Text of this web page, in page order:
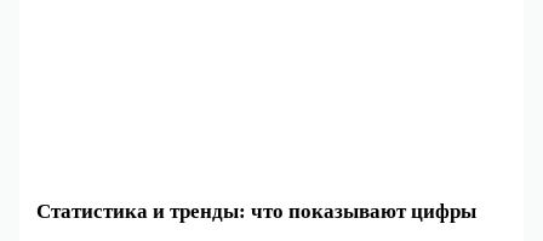
Статистика и тренды: что показывают цифры